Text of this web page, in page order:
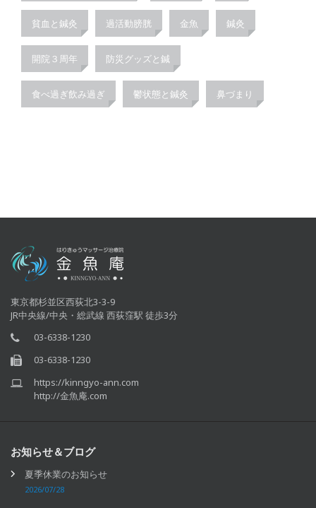
貧血と鍼灸 過活動膀胱 金魚 鍼灸
開院３周年 防災グッズと鍼
食べ過ぎ飲み過ぎ 鬱状態と鍼灸 鼻づまり
東京都杉並区西荻北3-3-9
JR中央線/中央・総武線 西荻窪駅 徒歩3分
03-6338-1230
03-6338-1230
https://kinngyo-ann.com
http://金魚庵.com
お知らせ＆ブログ
夏季休業のお知らせ
2026/07/28